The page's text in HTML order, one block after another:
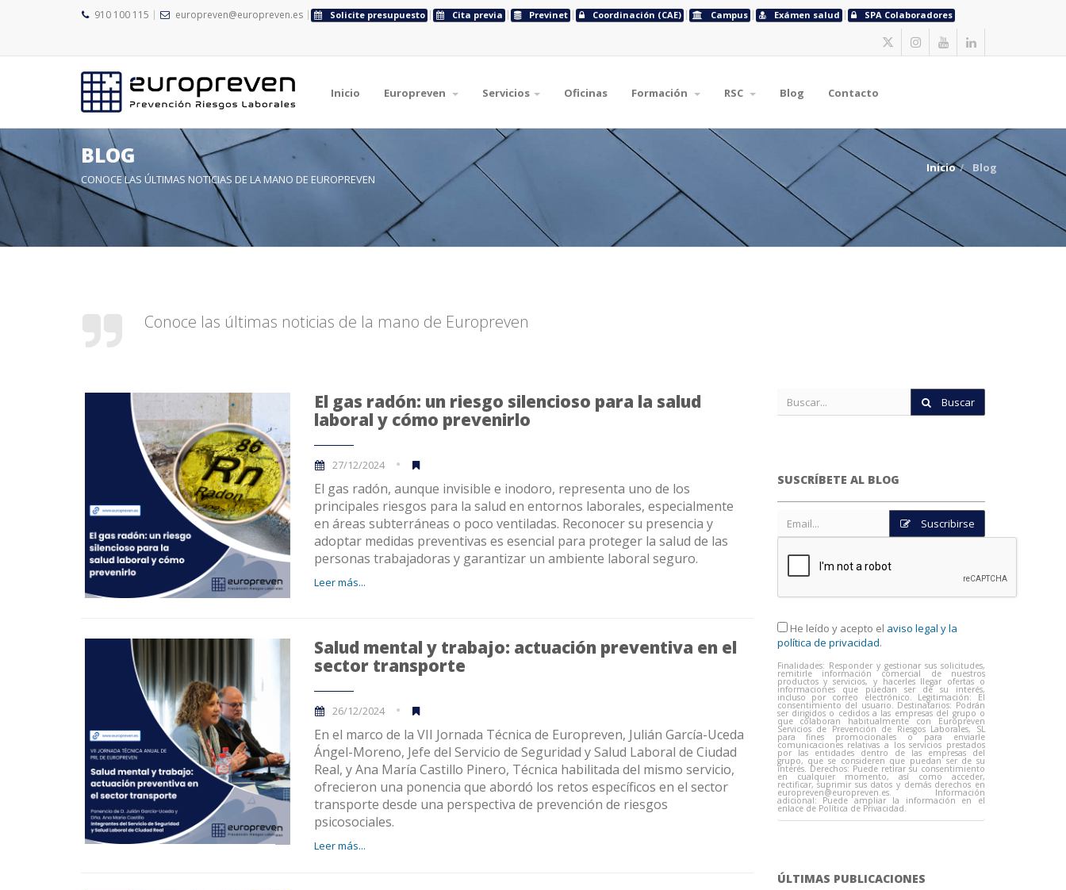
910 100 115 europreven@europreven.es Solicite presupuesto Cita previa Previnet Coordinación (CAE) Campus Exámen salud SPA Colaboradores
Inicio Europreven Servicios Oficinas Formación RSC Blog Contacto
BLOG
CONOCE LAS ÚLTIMAS NOTICIAS DE LA MANO DE EUROPREVEN
Inicio Blog
Conoce las últimas noticias de la mano de Europreven
El gas radón: un riesgo silencioso para la salud
laboral y cómo prevenirlo
27/12/2024
El gas radón, aunque invisible e inodoro, representa uno de los
principales riesgos para la salud en entornos laborales, especialmente
en áreas subterráneas o poco ventiladas. Reconocer su presencia y
adoptar medidas preventivas es esencial para proteger la salud de las
personas trabajadoras y garantizar un ambiente laboral seguro.
Leer más...
Salud mental y trabajo: actuación preventiva en el
sector transporte
26/12/2024
En el marco de la VII Jornada Técnica de Europreven, Julián García-Uceda
Ángel-Moreno, Jefe del Servicio de Seguridad y Salud Laboral de Ciudad
Real, y Ana María Castillo Pinero, Técnica habilitada del mismo servicio,
ofrecieron una ponencia que abordó los retos específicos en el sector
transporte desde una perspectiva de prevención de riesgos
psicosociales.
Leer más...
Buscar
SUSCRÍBETE AL BLOG
Suscribirse
He leído y acepto el aviso legal y la
política de privacidad.
Finalidades: Responder y gestionar sus solicitudes,
remitirle información comercial de nuestros
productos y servicios, y hacerles llegar ofertas o
informaciones que puedan ser de su interés,
incluso por correo electrónico. Legitimación: El
consentimiento del usuario. Destinatarios: Podrán
ser dirigidos o cedidos a las empresas del grupo o
que colaboran habitualmente con Europreven
Servicios de Prevención de Riesgos Laborales, SL
para fines promocionales o para enviarle
comunicaciones relativas a los servicios prestados
por las entidades dentro de las empresas del
grupo, que se consideren que puedan ser de su
interés. Derechos: Puede retirar su consentimiento
en cualquier momento, así como acceder,
rectificar, suprimir sus datos y demás derechos en
europreven@europreven.es. Información
adicional: Puede ampliar la información en el
enlace de Política de Privacidad.
ÚLTIMAS PUBLICACIONES